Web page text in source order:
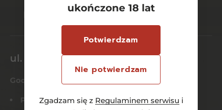
ukończone 18 lat
Potwierdzam
Nie potwierdzam
Zgadzam się z Regulaminem serwisu i
płatności online
asortymentu
ul. Dworcowa 26/6
Godziny otwarcia
Pn-Czw:8:00 – 21:00